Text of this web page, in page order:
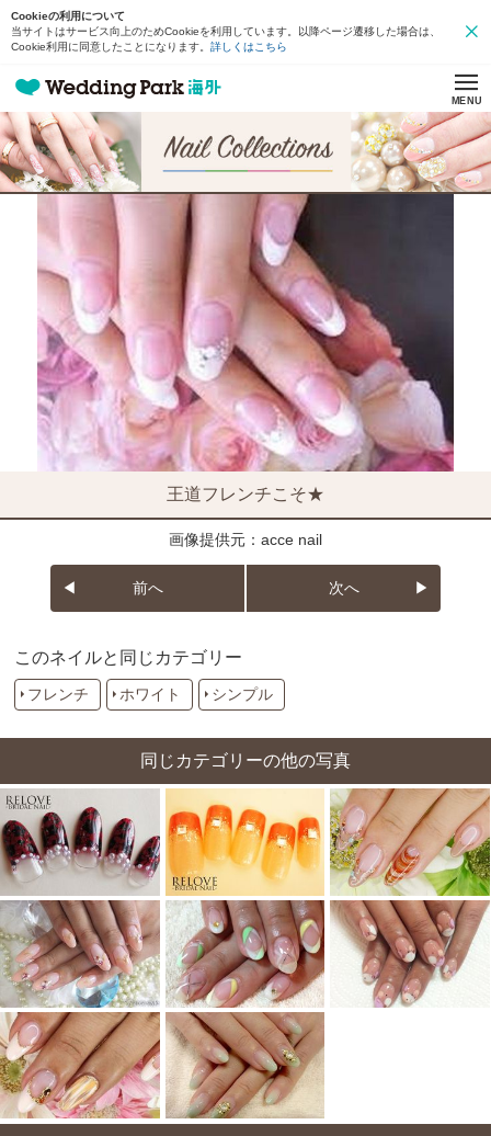
Cookieの利用について
当サイトはサービス向上のためCookieを利用しています。以降ページ遷移した場合は、
Cookie利用に同意したことになります。 詳しくはこちら
MENU
王道フレンチこそ★
画像提供元：acce nail
前へ 次へ
このネイルと同じカテゴリー
フレンチ ホワイト シンプル
同じカテゴリーの他の写真